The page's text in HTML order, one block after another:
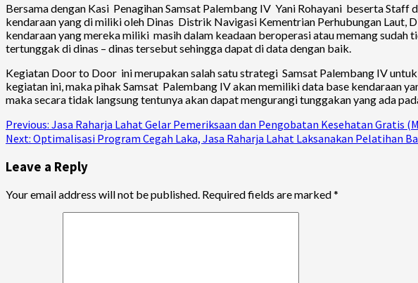
Bersama dengan Kasi Penagihan Samsat Palembang IV Yani Rohayani beserta
kendaraan yang di miliki oleh Dinas Distrik Navigasi Kementrian Perhubungan Laut,
kendaraan yang mereka miliki masih dalam keadaan beroperasi atau memang
tertunggak di dinas – dinas tersebut sehingga dapat di data dengan baik.
Kegiatan Door to Door ini merupakan salah satu strategi Samsat Palembang IV
kegiatan ini, maka pihak Samsat Palembang IV akan memiliki data base kendaraan
maka secara tidak langsung tentunya akan dapat mengurangi tunggakan yang ada
Continue
Reading
Previous: Jasa Raharja Lahat Gelar Pemeriksaan dan Pengobatan Kesehatan Gratis
Next: Optimalisasi Program Cegah Laka, Jasa Raharja Lahat Laksanakan Pelatihan
Leave a Reply
Your email address will not be published. Required fields are marked*